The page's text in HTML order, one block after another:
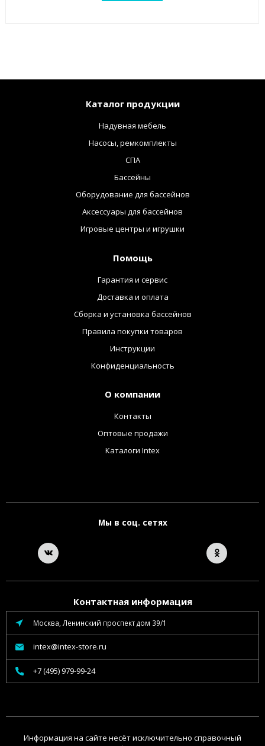
Каталог продукции
Надувная мебель
Насосы, ремкомплекты
СПА
Бассейны
Оборудование для бассейнов
Аксессуары для бассейнов
Игровые центры и игрушки
Помощь
Гарантия и сервис
Доставка и оплата
Сборка и установка бассейнов
Правила покупки товаров
Инструкции
Конфиденциальность
О компании
Контакты
Оптовые продажи
Каталоги Intex
Мы в соц. сетях
Контактная информация
Москва, Ленинский проспект дом 39/1
intex@intex-store.ru
+7 (495) 979-99-24
Информация на сайте несёт исключительно справочный